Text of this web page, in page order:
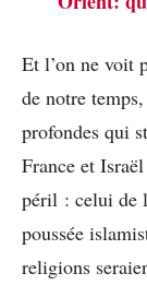
Et l’on ne voit
de notre
profondes qui
France et
péril : celui de
poussée
religions